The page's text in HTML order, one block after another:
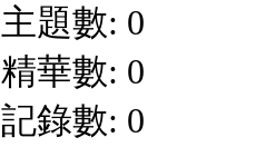
主題數: 0
精華數: 0
記錄數: 0